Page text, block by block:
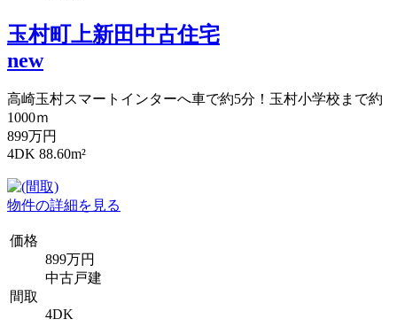
玉村町上新田中古住宅
new
高崎玉村スマートインターへ車で約5分！玉村小学校まで約
1000ｍ
899万円
4DK 88.60m²
物件の詳細を見る
価格
899万円
中古戸建
間取
4DK